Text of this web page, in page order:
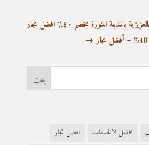
بالمدينة المنورة بخصم ٤٠٪ افضل نجار
→
افضل لالخدمات
افضل نجار